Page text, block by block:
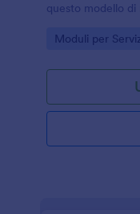
questo modello
Go to Category:
Moduli per